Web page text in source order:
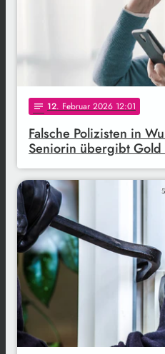
notes 12. Februar 2026 12:01
Falsche Polizisten in
Seniorin übergibt Gold